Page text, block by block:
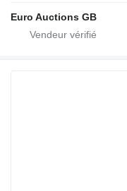
Euro Auctions GB